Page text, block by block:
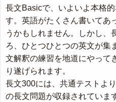
長文Basicで、いよいよ本格
す。英語がたくさん書いてあ
うかもしれません。しかし、
ろ、ひとつひとつの英文が集
文解釈の練習を地道にやって
り遂げられます。
長文300には、共通テストよ
の長文問題が収録されていま